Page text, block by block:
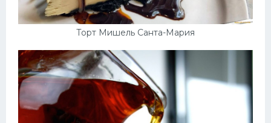
Торт Мишель Санта-Мария